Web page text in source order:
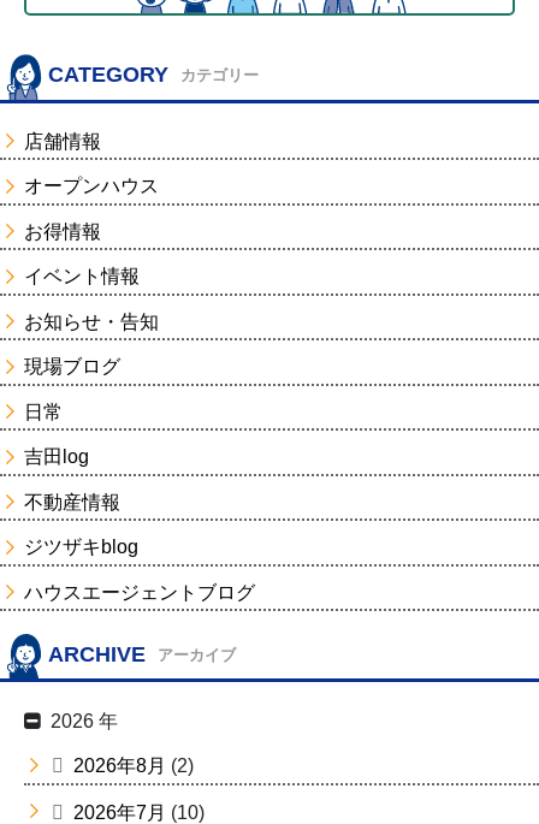
CATEGORY カテゴリー
店舗情報
オープンハウス
お得情報
イベント情報
お知らせ・告知
現場ブログ
日常
吉田log
不動産情報
ジツザキblog
ハウスエージェントブログ
ARCHIVE アーカイブ
2026 年
2026年8月 (2)
2026年7月 (10)